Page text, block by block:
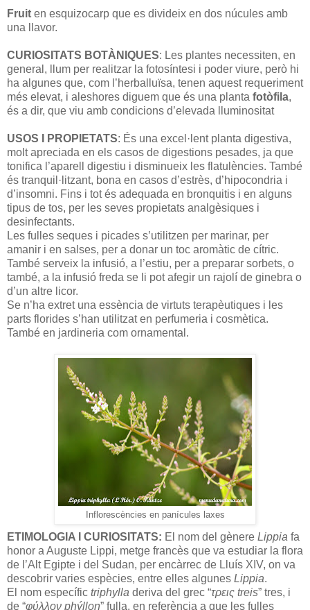
Fruit en esquizocarp que es divideix en dos núcules amb
una llavor.
CURIOSITATS BOTÀNIQUES: Les plantes necessiten, en
general, llum per realitzar la fotosíntesi i poder viure, però hi
ha algunes que, com l’herballuïsa, tenen aquest requeriment
més elevat, i aleshores diguem que és una planta fotòfila,
és a dir, que viu amb condicions d’elevada lluminositat
USOS I PROPIETATS: És una excel·lent planta digestiva,
molt apreciada en els casos de digestions pesades, ja que
tonifica l’aparell digestiu i disminueix les flatulències. També
és tranquil·litzant, bona en casos d’estrès, d’hipocondria i
d’insomni. Fins i tot és adequada en bronquitis i en alguns
tipus de tos, per les seves propietats analgèsiques i
desinfectants.
Les fulles seques i picades s’utilitzen per marinar, per
amanir i en salses, per a donar un toc aromàtic de cítric.
També serveix la infusió, a l’estiu, per a preparar sorbets, o
també, a la infusió freda se li pot afegir un rajolí de ginebra o
d’un altre licor.
Se n’ha extret una essència de virtuts terapèutiques i les
parts florides s’han utilitzat en perfumeria i cosmètica.
També en jardineria com ornamental.
Inflorescències en panícules laxes
ETIMOLOGIA I CURIOSITATS: El nom del gènere Lippia fa
honor a Auguste Lippi, metge francès que va estudiar la flora
de l’Alt Egipte i del Sudan, per encàrrec de Lluís XIV, on va
descobrir varies espècies, entre elles algunes Lippia.
El nom específic triphylla deriva del grec “τρεις treis” tres, i
de “φύλλον phýllon” fulla, en referència a que les fulles